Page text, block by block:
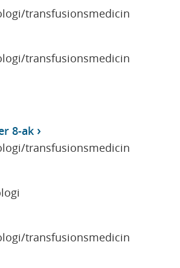
transfusionsmedicin
transfusionsmedicin
8-ak
transfusionsmedicin
transfusionsmedicin